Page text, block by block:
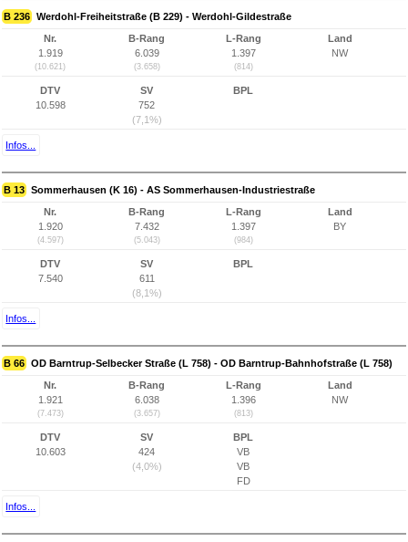
B 236 Werdohl-Freiheitstraße (B 229) - Werdohl-Gildestraße
Nr.
1.919
(10.621)
B-Rang
6.039
(3.658)
L-Rang
1.397
(814)
Land
NW
DTV
10.598
SV
752
(7,1%)
BPL
Infos...
B 13 Sommerhausen (K 16) - AS Sommerhausen-Industriestraße
Nr.
1.920
(4.597)
B-Rang
7.432
(5.043)
L-Rang
1.397
(984)
Land
BY
DTV
7.540
SV
611
(8,1%)
BPL
Infos...
B 66 OD Barntrup-Selbecker Straße (L 758) - OD Barntrup-Bahnhofstraße (L 758)
Nr.
1.921
(7.473)
B-Rang
6.038
(3.657)
L-Rang
1.396
(813)
Land
NW
DTV
10.603
SV
424
(4,0%)
BPL
VB
VB
FD
Infos...